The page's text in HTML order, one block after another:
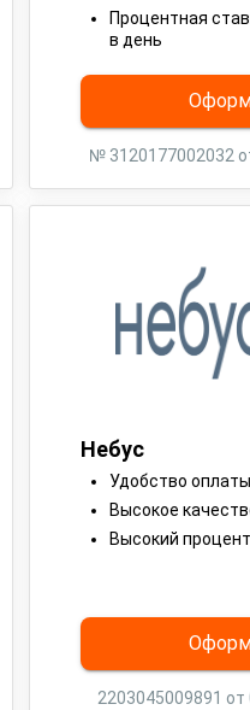
Процентная
в день
№ 3120177002032
Небус
Удобство оплаты
Высокое
Высокий
2203045009891 от